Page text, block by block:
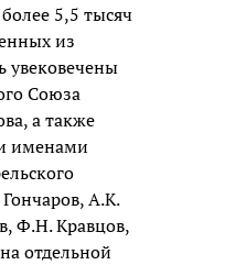
5,5 тысяч
из
увековечены
Союза
а также
именами
А.К.
Ф.Н. Кравцов,
отдельной